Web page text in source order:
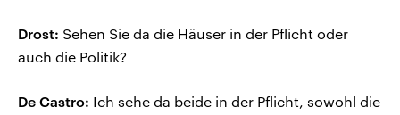
Drost: Sehen Sie da die Häuser in der Pflicht oder
auch die Politik?
De Castro: Ich sehe da beide in der Pflicht, sowohl die